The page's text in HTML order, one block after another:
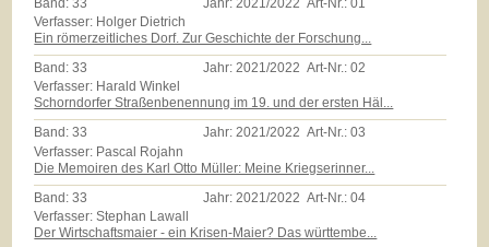
Verfasser: Holger Dietrich
Ein römerzeitliches Dorf. Zur Geschichte der Forschung...
Band:33 Jahr:2021/2022 Art-Nr.:02
Verfasser: Harald Winkel
Schorndorfer Straßenbenennung im 19. und der ersten Häl...
Band:33 Jahr:2021/2022 Art-Nr.:03
Verfasser: Pascal Rojahn
Die Memoiren des Karl Otto Müller: Meine Kriegserinner...
Band:33 Jahr:2021/2022 Art-Nr.:04
Verfasser: Stephan Lawall
Der Wirtschaftsmaier - ein Krisen-Maier? Das württembe...